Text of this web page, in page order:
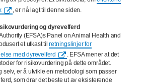
, er nå lagt til denne siden.
og dyrevelferd
(EFSA)s Panel on Animal Health and
et utkast tilretningslinjer for
med dyrevelferd
. EFSA mener at det
for risikovurdering på dette området.
selv, er å utvikle en metodologi som passer
som drar det beste ut av eksisterende